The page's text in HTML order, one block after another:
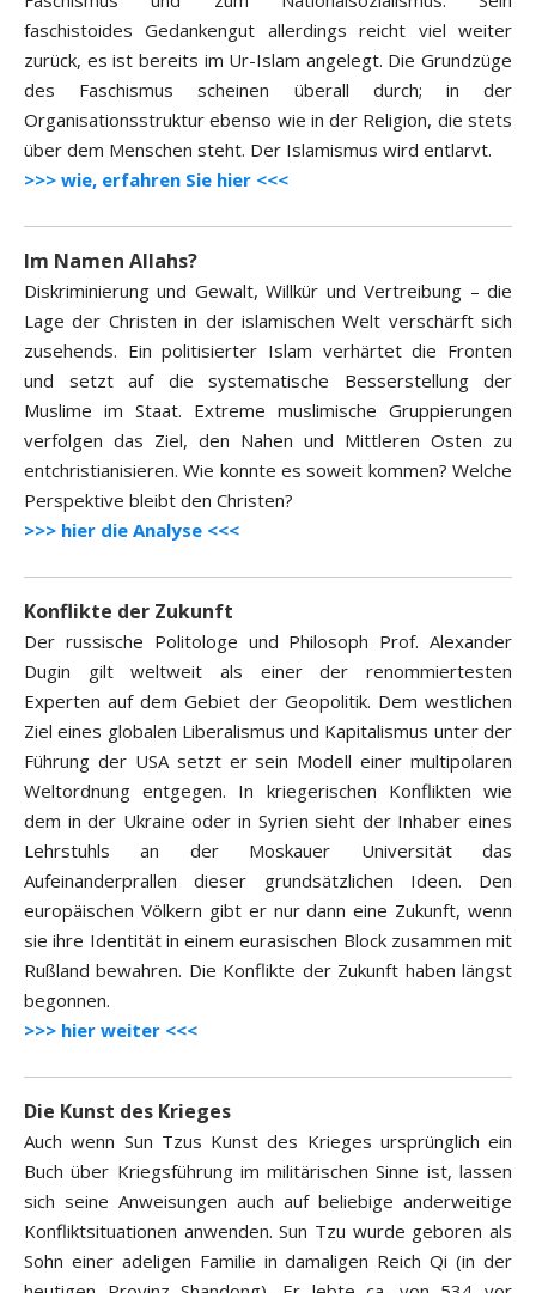
faschistoides Gedankengut allerdings reicht viel weiter
zurück, es ist bereits im Ur-Islam angelegt. Die Grundzüge
des Faschismus scheinen überall durch; in der
Organisationsstruktur ebenso wie in der Religion, die stets
über dem Menschen steht. Der Islamismus wird entlarvt.
>>> wie, erfahren Sie hier <<<
Im Namen Allahs?
Diskriminierung und Gewalt, Willkür und Vertreibung – die
Lage der Christen in der islamischen Welt verschärft sich
zusehends. Ein politisierter Islam verhärtet die Fronten
und setzt auf die systematische Besserstellung der
Muslime im Staat. Extreme muslimische Gruppierungen
verfolgen das Ziel, den Nahen und Mittleren Osten zu
entchristianisieren. Wie konnte es soweit kommen? Welche
Perspektive bleibt den Christen?
>>> hier die Analyse <<<
Konflikte der Zukunft
Der russische Politologe und Philosoph Prof. Alexander
Dugin gilt weltweit als einer der renommiertesten
Experten auf dem Gebiet der Geopolitik. Dem westlichen
Ziel eines globalen Liberalismus und Kapitalismus unter der
Führung der USA setzt er sein Modell einer multipolaren
Weltordnung entgegen. In kriegerischen Konflikten wie
dem in der Ukraine oder in Syrien sieht der Inhaber eines
Lehrstuhls an der Moskauer Universität das
Aufeinanderprallen dieser grundsätzlichen Ideen. Den
europäischen Völkern gibt er nur dann eine Zukunft, wenn
sie ihre Identität in einem eurasischen Block zusammen mit
Rußland bewahren. Die Konflikte der Zukunft haben längst
begonnen.
>>> hier weiter <<<
Die Kunst des Krieges
Auch wenn Sun Tzus Kunst des Krieges ursprünglich ein
Buch über Kriegsführung im militärischen Sinne ist, lassen
sich seine Anweisungen auch auf beliebige anderweitige
Konfliktsituationen anwenden. Sun Tzu wurde geboren als
Sohn einer adeligen Familie in damaligen Reich Qi (in der